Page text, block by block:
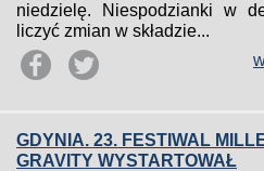
niedzielę. Niespodzianki w
liczyć zmian w składzie...
GDYNIA. 23. FESTIWAL
GRAVITY WYSTARTOWAŁ